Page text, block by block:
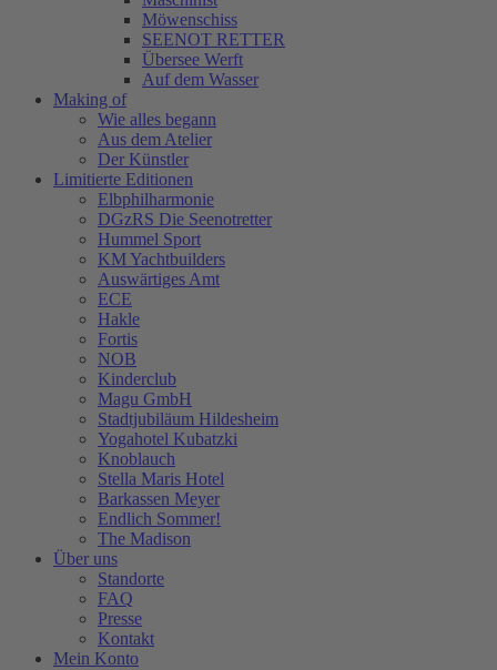
Möwenschiss
SEENOT RETTER
Übersee Werft
Auf dem Wasser
Making of
Wie alles begann
Aus dem Atelier
Der Künstler
Limitierte Editionen
Elbphilharmonie
DGzRS Die Seenotretter
Hummel Sport
KM Yachtbuilders
Auswärtiges Amt
ECE
Hakle
Fortis
NOB
Kinderclub
Magu GmbH
Stadtjubiläum Hildesheim
Yogahotel Kubatzki
Knoblauch
Stella Maris Hotel
Barkassen Meyer
Endlich Sommer!
The Madison
Über uns
Standorte
FAQ
Presse
Kontakt
Mein Konto